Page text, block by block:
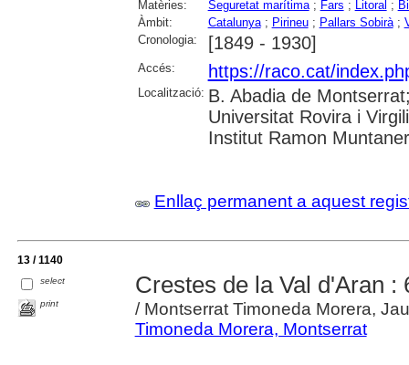
Matèries: Seguretat marítima; Fars ; Litoral ;
Àmbit:
Catalunya; Pirineu; Pallars Sobirà;
Cronologia:
[1849 - 1930]
Accés: https://raco.cat/
Localització: B. Abadia de
Universitat Rovira i
Institut Ramon
Enllaç permanent a aquest
13 / 1140
select
print
Crestes de la Val d'Aran
/ Montserrat Timoneda Morera,
Timoneda Morera, Montserrat